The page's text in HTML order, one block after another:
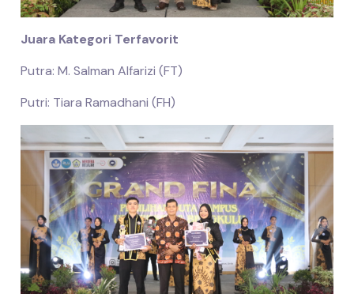
Juara Kategori Terfavorit
Putra: M. Salman Alfarizi (FT)
Putri: Tiara Ramadhani (FH)